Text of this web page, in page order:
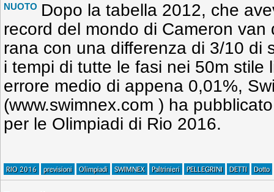
NUOTO Dopo la tabella 2012, che
record del mondo di Cameron van
rana con una differenza di 3/10 di
i tempi di tutte le fasi nei 50m stile
errore medio di appena 0,01%,
(www.swimnex.com ) ha
per le Olimpiadi di Rio 2016.
RIO 2016 previsioni Olimpiadi SWIMNEX Paltrinieri PELLEGRINI DETTI Dotto